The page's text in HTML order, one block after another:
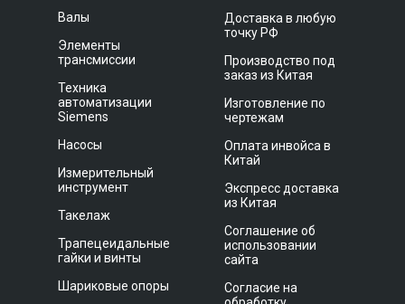
Валы
Элементы
трансмиссии
Техника
автоматизации
Siemens
Насосы
Измерительный
инструмент
Такелаж
Трапецеидальные
гайки и винты
Шариковые опоры
Доставка в любую
точку РФ
Производство под
заказ из Китая
Изготовление по
чертежам
Оплата инвойса в
Китай
Экспресс доставка
из Китая
Соглашение об
использовании
сайта
Согласие на